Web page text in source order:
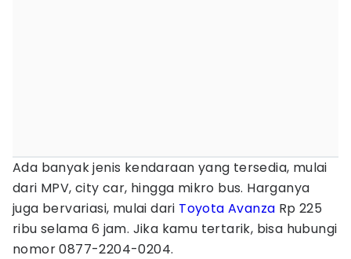
Ada banyak jenis kendaraan yang tersedia, mulai
dari MPV, city car, hingga mikro bus. Harganya
juga bervariasi, mulai dari Toyota Avanza Rp 225
ribu selama 6 jam. Jika kamu tertarik, bisa hubungi
nomor 0877-2204-0204.